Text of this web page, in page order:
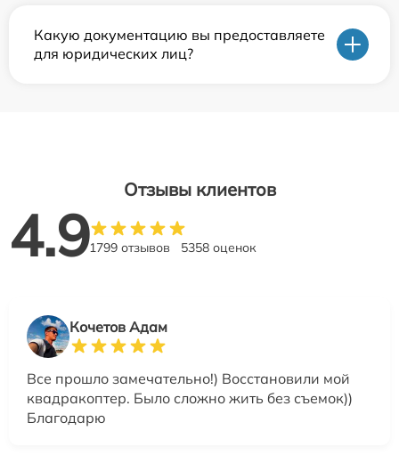
Какую документацию вы предоставляете
для юридических лиц?
Отзывы клиентов
4.91799 отзывов 5358 оценок
Кочетов Адам
Все прошло замечательно!) Восстановили мой
квадракоптер. Было сложно жить без съемок))
Благодарю